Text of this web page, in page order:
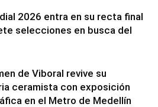
2026 entra en su recta final
selecciones en busca del
de Viboral revive su
ceramista con exposición
en el Metro de Medellín